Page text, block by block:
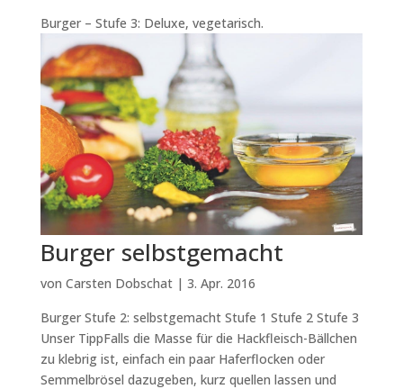
Burger – Stufe 3: Deluxe, vegetarisch.
Burger selbstgemacht
von Carsten Dobschat| 3. Apr. 2016
Burger Stufe 2: selbstgemacht Stufe 1 Stufe 2 Stufe 3
Unser TippFalls die Masse für die Hackfleisch-Bällchen
zu klebrig ist, einfach ein paar Haferflocken oder
Semmelbrösel dazugeben, kurz quellen lassen und